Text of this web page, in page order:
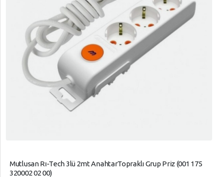
Mutlusan Rı-Tech 3lü 2mt AnahtarTopraklı Grup Priz (001 175
320002 02 00)